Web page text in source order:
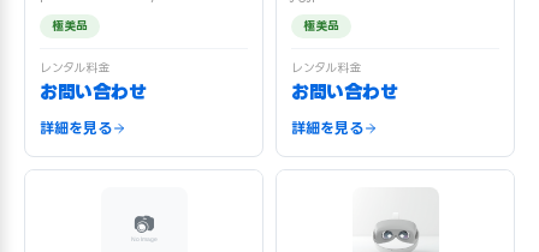
極美品
レンタル料金
お問い合わせ
詳細を見る
極美品
レンタル料金
お問い合わせ
詳細を見る